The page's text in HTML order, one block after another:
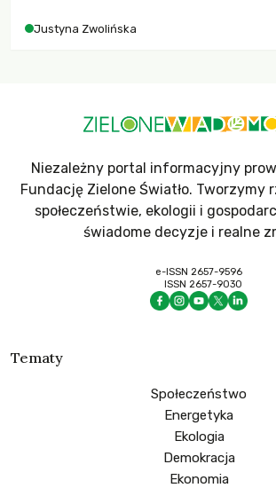
Justyna Zwolińska
Niezależny portal informacyjny
Fundację Zielone Światło. Tworzymy
społeczeństwie, ekologii i
świadome decyzje i realne
e-ISSN 2657-9596
ISSN 2657-9030
Tematy
Społeczeństwo
Energetyka
Ekologia
Demokracja
Ekonomia